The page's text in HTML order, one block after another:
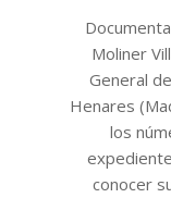
Moliner
General
Henares
los
conocer